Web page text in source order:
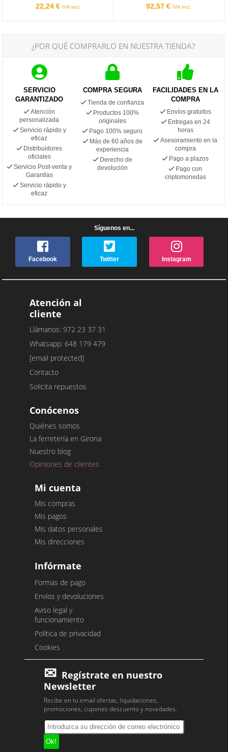
22,24 € IVA incl. 92,57 € IVA incl.
¿POR QUÉ COMPRARLO EN NUESTRA TIENDA?
SERVICIO
GARANTIZADO
Atención
personalizada
Servicio rápido y
eficaz
Distribuidores
oficiales
Servicio Post-venta y
Garantías
Servicio rápido y
eficaz
COMPRA SEGURA
Tienda de confianza
Productos 100%
originales
Pago 100% seguro
Más de 60 años de
experiencia
Derecho de
devolución
FACILIDADES EN LA
COMPRA
Envíos gratuitos
Entregas en 24
horas
Asesoramiento en la
compra
Pago a plazos
Pago con
criptomonedas
Síguenos en...
Facebook Twitter Instagram
Atención al
cliente
Llámanos: 972 23 37 31
Whatsapp: 648 179 479
[email protected]
Contacto
Solicita repuestos
Conócenos
Quiénes somos
La ferretería en Girona
Nuestro blog
Opiniones de clientes
Mi cuenta
Mis compras
Mis pagos
Mis datos personales
Mis direcciones
Infórmate
Formas de pago
Envíos y devoluciones
Aviso legal y
funcionamiento
Política de privacidad
Cookies
Regístrate en nuestro
Newsletter
Recibe en tu email ofertas, liquidaciones,
promociones, cupones descuento y novedades.